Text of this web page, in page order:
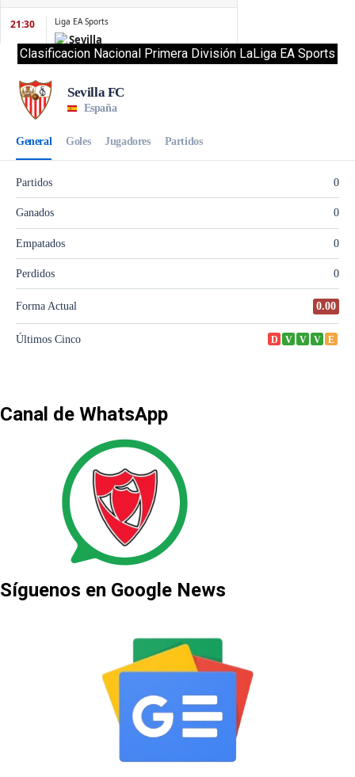
Clasificacion Nacional Primera División LaLiga EA Sports
Canal de WhatsApp
Síguenos en Google News